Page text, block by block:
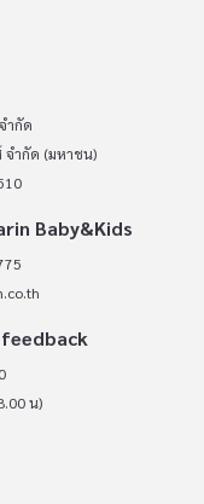
ำกัด
จำกัด (มหาชน)
Baby&Kids
น)